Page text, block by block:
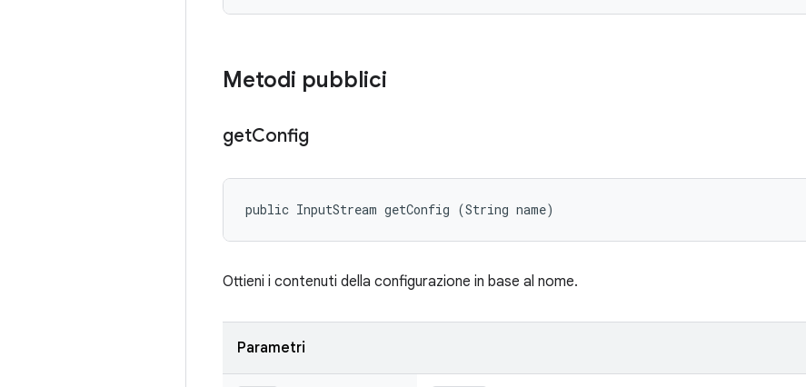
Metodi pubblici
getConfig
public InputStream getConfig (String name)
Ottieni i contenuti della configurazione in base al nome.
Parametri